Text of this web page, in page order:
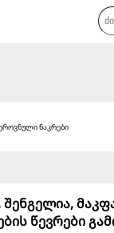
ნაკრები
წევრები